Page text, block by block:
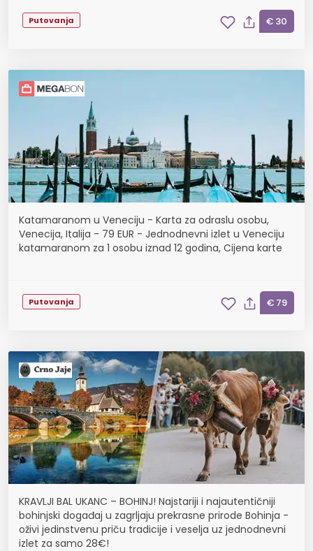
Putovanja € 30
Katamaranom u Veneciju - Karta za odraslu osobu,
Venecija, Italija - 79 EUR - Jednodnevni izlet u Veneciju
katamaranom za 1 osobu iznad 12 godina, Cijena karte
Putovanja € 79
KRAVLJI BAL UKANC – BOHINJ! Najstariji i najautentičniji
bohinjski događaj u zagrljaju prekrasne prirode Bohinja -
oživi jedinstvenu priču tradicije i veselja uz jednodnevni
izlet za samo 28€!